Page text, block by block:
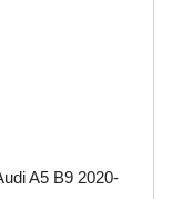
A5 B9 2020-